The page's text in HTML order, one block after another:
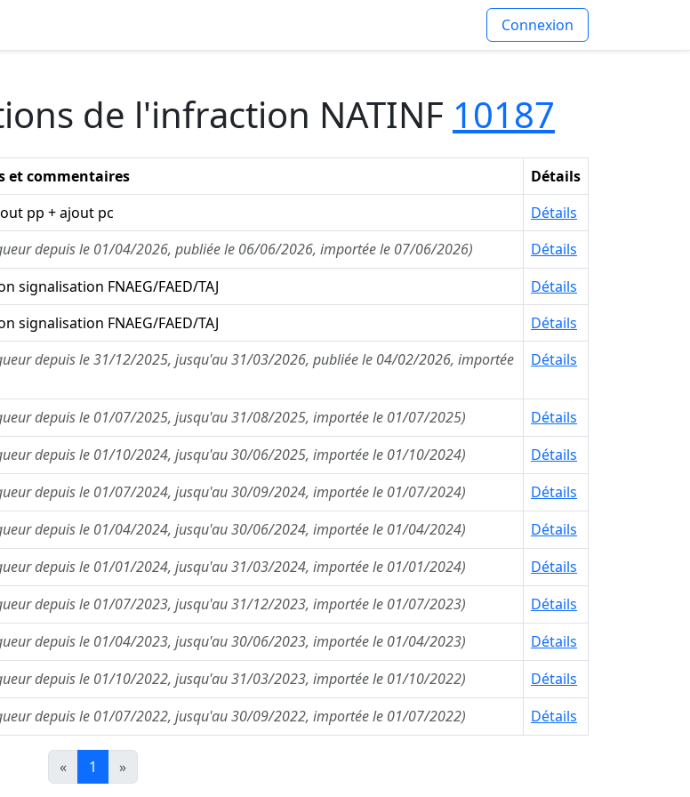
Connexion
de l'infraction NATINF 10187
et commentaires
Détails
pp + ajout pc
Détails
depuis le 01/04/2026, publiée le 06/06/2026, importée le 07/06/2026)
Détails
signalisation FNAEG/FAED/TAJ
Détails
signalisation FNAEG/FAED/TAJ
Détails
depuis le 31/12/2025, jusqu'au 31/03/2026, publiée le 04/02/2026, importée
Détails
depuis le 01/07/2025, jusqu'au 31/08/2025, importée le 01/07/2025)
Détails
depuis le 01/10/2024, jusqu'au 30/06/2025, importée le 01/10/2024)
Détails
depuis le 01/07/2024, jusqu'au 30/09/2024, importée le 01/07/2024)
Détails
depuis le 01/04/2024, jusqu'au 30/06/2024, importée le 01/04/2024)
Détails
depuis le 01/01/2024, jusqu'au 31/03/2024, importée le 01/01/2024)
Détails
depuis le 01/07/2023, jusqu'au 31/12/2023, importée le 01/07/2023)
Détails
depuis le 01/04/2023, jusqu'au 30/06/2023, importée le 01/04/2023)
Détails
depuis le 01/10/2022, jusqu'au 31/03/2023, importée le 01/10/2022)
Détails
depuis le 01/07/2022, jusqu'au 30/09/2022, importée le 01/07/2022) Détails
« 1 »